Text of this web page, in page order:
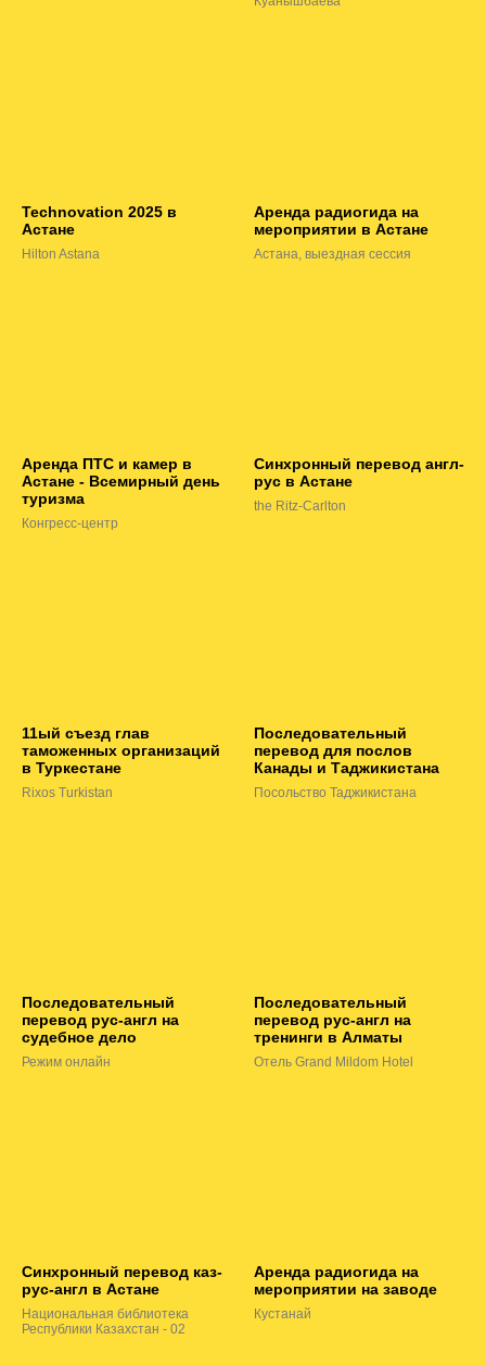
Technovation 2025 в
Астане
Hilton Astana
Аренда радиогида на
мероприятии в Астане
Астана, выездная сессия
Аренда ПТС и камер в
Астане - Всемирный день
туризма
Конгресс-центр
Синхронный перевод англ-
рус в Астане
the Ritz-Carlton
11ый съезд глав
таможенных организаций
в Туркестане
Rixos Turkistan
Последовательный
перевод для послов
Канады и Таджикистана
Посольство Таджикистана
Последовательный
перевод рус-англ на
судебное дело
Режим онлайн
Последовательный
перевод рус-англ на
тренинги в Алматы
Отель Grand Mildom Hotel
Синхронный перевод каз-
рус-англ в Астане
Национальная библиотека
Республики Казахстан - 02
Аренда радиогида на
мероприятии на заводе
Кустанай